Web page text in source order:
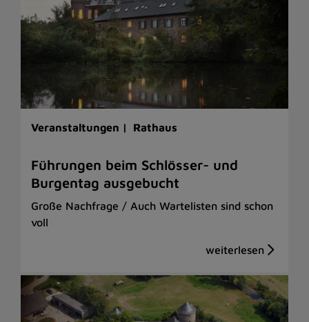
Veranstaltungen | Rathaus
Führungen beim Schlösser- und
Burgentag ausgebucht
Große Nachfrage / Auch Wartelisten sind schon
voll